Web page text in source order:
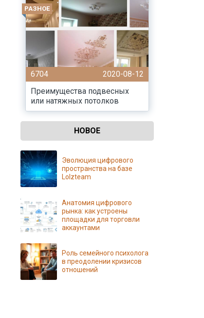
РАЗНОЕ
6704
2020-08-12
Преимущества подвесных
или натяжных потолков
НОВОЕ
Эволюция цифрового
пространства на базе
Lolzteam
Анатомия цифрового
рынка: как устроены
площадки для торговли
аккаунтами
Роль семейного психолога
в преодолении кризисов
отношений